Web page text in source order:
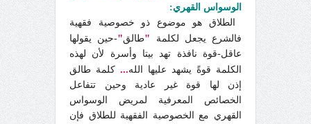
الوسواس القهري:
الطلاق هو موضوع ذو خصوصية فقهية
فالشرع يجعل لكلمة "طالق"-حين يقولها
عاقل-قوة نافذة تهد بيتا وأسرة لأن لهذه
الكلمة قوةً يشهد عليها الله... كلمة طالق
إذن لها قوة غير عادية وحين تتفاعل
الخصائص المعرفية لمريض الوسواس
القهري مع الخصوصية الفقهية للطلاق فإن